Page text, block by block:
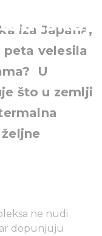
iza Japana,
peta velesila
U
što u zemlji
ne nudi
dopunjuju